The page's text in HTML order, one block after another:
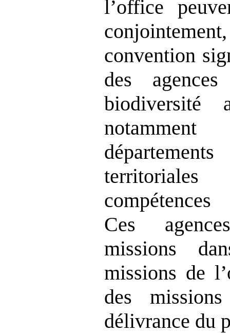
l’office
convention
des
biodiversité
Ces
missions
missions de
des
délivrance du